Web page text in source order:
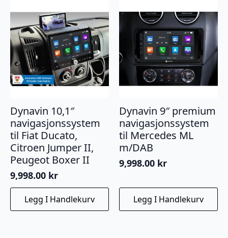
Dynavin 10,1″
navigasjonssystem
til Fiat Ducato,
Citroen Jumper II,
Peugeot Boxer II
9,998.00 kr
Legg I Handlekurv
Dynavin 9″ premium
navigasjonssystem
til Mercedes ML
m/DAB
9,998.00 kr
Legg I Handlekurv